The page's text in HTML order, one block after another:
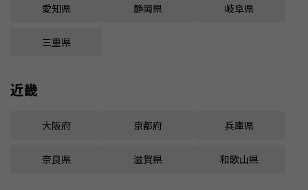
愛知県 静岡県 岐阜県
三重県
近畿
大阪府 京都府 兵庫県
奈良県 滋賀県 和歌山県